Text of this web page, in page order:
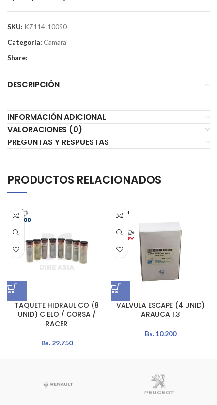
SKU: KZ114-10090
Categoría: Camara
Share:
DESCRIPCIÓN
INFORMACIÓN ADICIONAL
VALORACIONES (0)
PREGUNTAS Y RESPUESTAS
PRODUCTOS RELACIONADOS
TAQUETE HIDRAULICO (8
UNID) CIELO / CORSA /
RACER
Bs.29.750
AGOT
ADO
VALVULA ESCAPE (4 UNID)
ARAUCA 1.3
Bs.10.200